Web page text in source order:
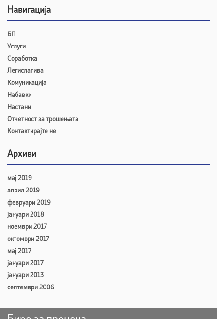
Навигација
БП
Услуги
Соработка
Легислатива
Комуникација
Набавки
Настани
Отчетност за трошењата
Контактирајте не
Архиви
мај 2019
април 2019
февруари 2019
јануари 2018
ноември 2017
октомври 2017
мај 2017
јануари 2017
јануари 2013
септември 2006